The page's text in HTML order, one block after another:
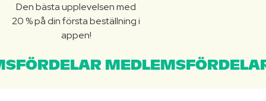
Den bästa upplevelsen med
20 % på din första beställning i
appen!